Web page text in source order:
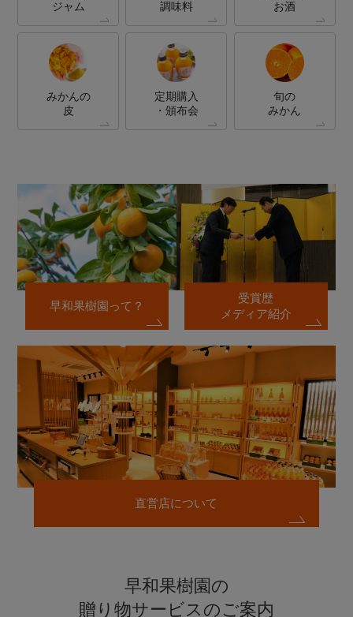
ジャム
調味料
お酒
みかんの
皮
定期購入
・頒布会
旬の
みかん
早和果樹園って？
受賞歴
メディア紹介
直営店について
早和果樹園の
贈り物サービスのご案内